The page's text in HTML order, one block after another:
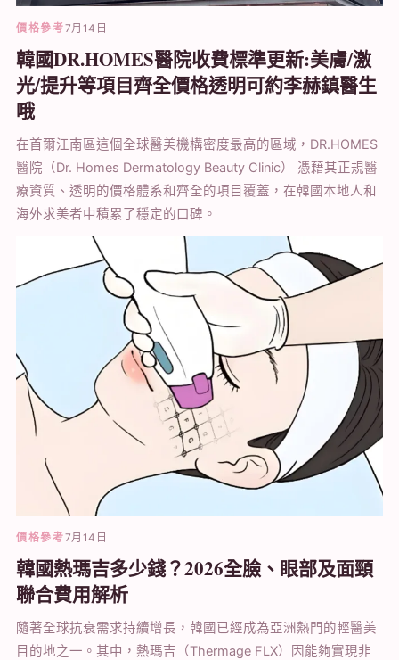
價格參考7月14日
韓國DR.HOMES醫院收費標準更新:美膚/激
光/提升等項目齊全價格透明可約李赫鎮醫生
哦
在首爾江南區這個全球醫美機構密度最高的區域，DR.HOMES
醫院（Dr. Homes Dermatology Beauty Clinic） 憑藉其正規醫
療資質、透明的價格體系和齊全的項目覆蓋，在韓國本地人和
海外求美者中積累了穩定的口碑。
價格參考7月14日
韓國熱瑪吉多少錢？2026全臉、眼部及面頸
聯合費用解析
隨著全球抗衰需求持續增長，韓國已經成為亞洲熱門的輕醫美
目的地之一。其中，熱瑪吉（Thermage FLX）因能夠實現非